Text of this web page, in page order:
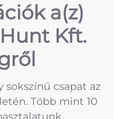
a(z)
Kft.
sokszínű csapat az
Több mint 10